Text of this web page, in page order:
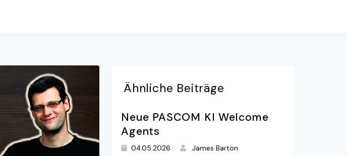
Ähnliche Beiträge
Neue PASCOM KI Welcome
Agents
04.05.2026 James Barton